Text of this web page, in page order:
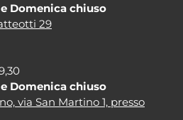
Domenica chiuso
29
Domenica chiuso
via San Martino 1, presso